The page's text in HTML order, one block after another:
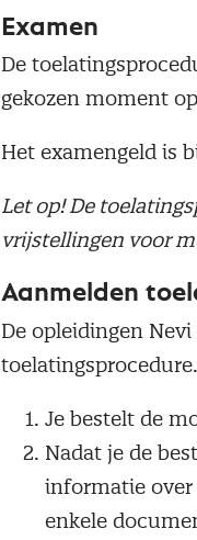
Examen
De
gekozen moment
Het examengeld is
Let op! De
vrijstellingen voor
Aanmelden
De opleidingen
toelatingsprocedure.
Je bestelt de
Nadat je de
informatie over
enkele